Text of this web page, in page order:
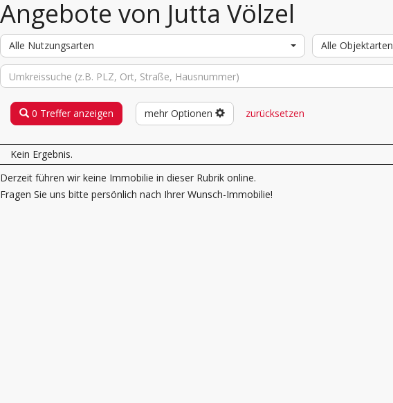
Angebote von Jutta Völzel
Alle Nutzungsarten Alle Objektarten
0 Treffer anzeigen mehr Optionen zurücksetzen
Kein Ergebnis.
Derzeit führen wir keine Immobilie in dieser Rubrik online.
Fragen Sie uns bitte persönlich nach Ihrer Wunsch-Immobilie!